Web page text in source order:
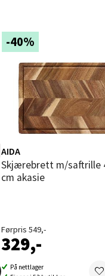
-40%
AIDA
Skjærebrett m/saftrille 40x26
cm akasie
Førpris 549,-
329,-
På nettlager
Folke
Åpent i
0 i
Åpent
Thon